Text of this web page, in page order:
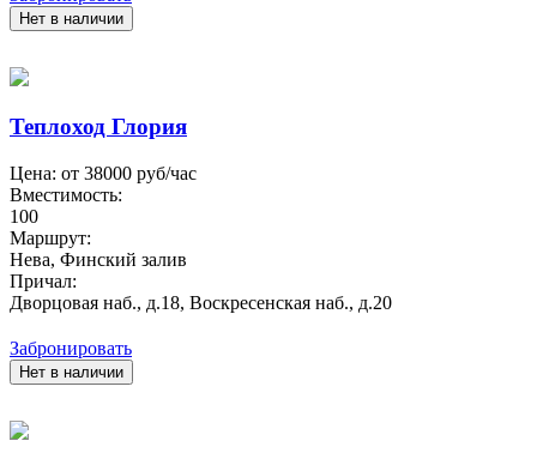
Нет в наличии
Теплоход Глория
Цена: от 38000 руб/час
Вместимость:
100
Маршрут:
Нева, Финский залив
Причал:
Дворцовая наб., д.18, Воскресенская наб., д.20
Забронировать
Нет в наличии